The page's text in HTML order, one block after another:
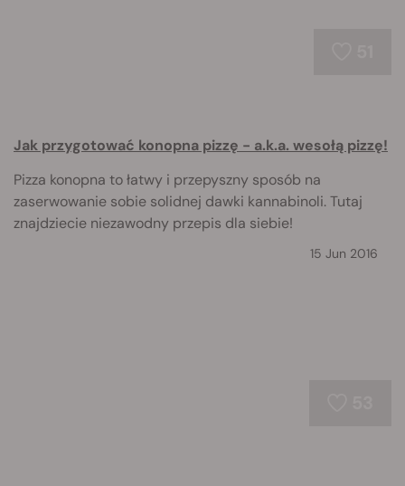
Jak przygotować konopna pizzę - a.k.a. wesołą pizzę!
Pizza konopna to łatwy i przepyszny sposób na
zaserwowanie sobie solidnej dawki kannabinoli. Tutaj
znajdziecie niezawodny przepis dla siebie!
15 Jun 2016